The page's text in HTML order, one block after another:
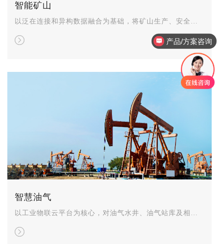
智能矿山
以泛在连接和异构数据融合为基础，将矿山生产、安全、
设备等环节数据与信息无缝集成，打造全链条可视化智能
管控一体化平台，提升矿山智能管控水平。
智慧油气
以工业物联云平台为核心，对油气水井、油气站库及相关
过程安全预警、油气田生产调度指挥，设备智能诊断与预
产品/方案咨询
直播预约